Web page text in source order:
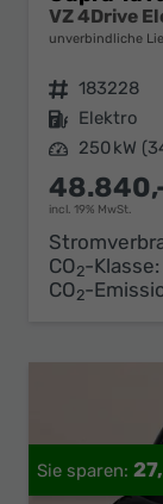
VZ 4Drive
unverbindliche
Fahrzeugnr. 183228
Kraftstoff Elektro
Leistung 250 kW
incl. 19% MwSt.
CO2-Klasse:
CO2-